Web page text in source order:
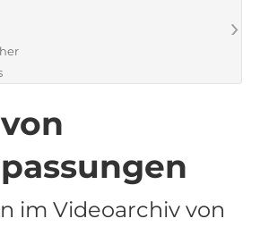
im Videoarchiv von